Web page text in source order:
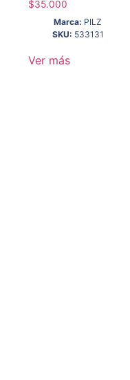
$35.000
Marca: PILZ
SKU: 533131
Ver más